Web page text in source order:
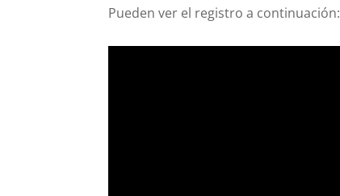
Pueden ver el registro a continuación: